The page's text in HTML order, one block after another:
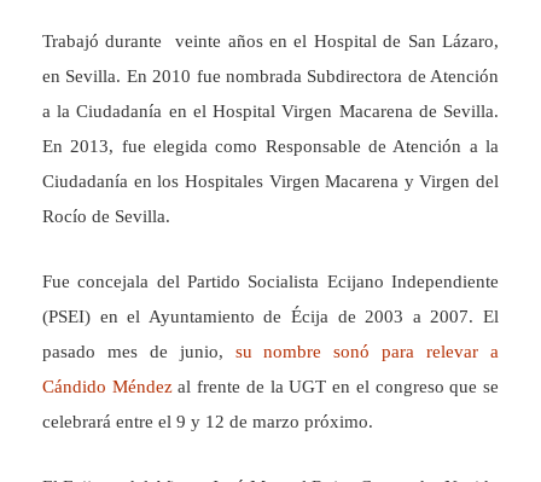
Trabajó durante veinte años en el Hospital de San Lázaro,
en Sevilla. En 2010 fue nombrada Subdirectora de Atención
a la Ciudadanía en el Hospital Virgen Macarena de Sevilla.
En 2013, fue elegida como Responsable de Atención a la
Ciudadanía en los Hospitales Virgen Macarena y Virgen del
Rocío de Sevilla.
Fue concejala del Partido Socialista Ecijano Independiente
(PSEI) en el Ayuntamiento de Écija de 2003 a 2007. El
pasado mes de junio, su nombre sonó para relevar a
Cándido Méndezal frente de la UGT en el congreso que se
celebrará entre el 9 y 12 de marzo próximo.